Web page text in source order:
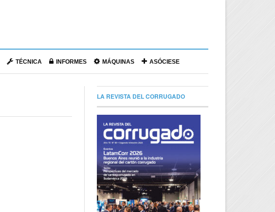
TÉCNICA INFORMES MÁQUINAS ASÓCIESE
LA REVISTA DEL CORRUGADO